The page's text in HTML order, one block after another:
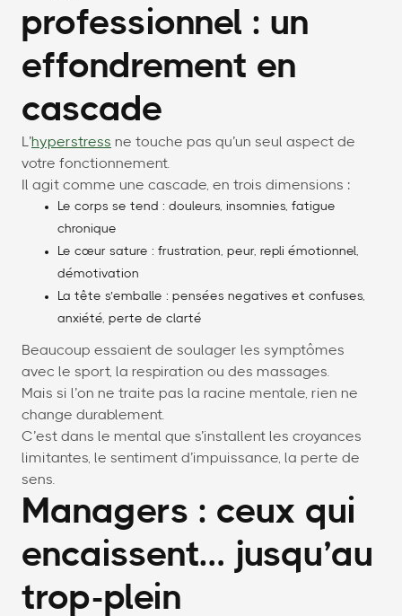
professionnel : un
effondrement en
cascade
L’hyperstress ne touche pas qu’un seul aspect de
votre fonctionnement.
Il agit comme une cascade, en trois dimensions :
Le corps se tend : douleurs, insomnies, fatigue
chronique
Le cœur sature : frustration, peur, repli émotionnel,
démotivation
La tête s’emballe : pensées negatives et confuses,
anxiété, perte de clarté
Beaucoup essaient de soulager les symptômes
avec le sport, la respiration ou des massages.
Mais si l’on ne traite pas la racine mentale, rien ne
change durablement.
C’est dans le mental que s’installent les croyances
limitantes, le sentiment d’impuissance, la perte de
sens.
Managers : ceux qui
encaissent… jusqu’au
trop-plein